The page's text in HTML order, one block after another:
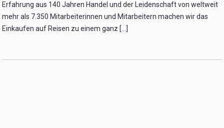
Erfahrung aus 140 Jahren Handel und der Leidenschaft von weltweit
mehr als 7.350 Mitarbeiterinnen und Mitarbeitern machen wir das
Einkaufen auf Reisen zu einem ganz [...]